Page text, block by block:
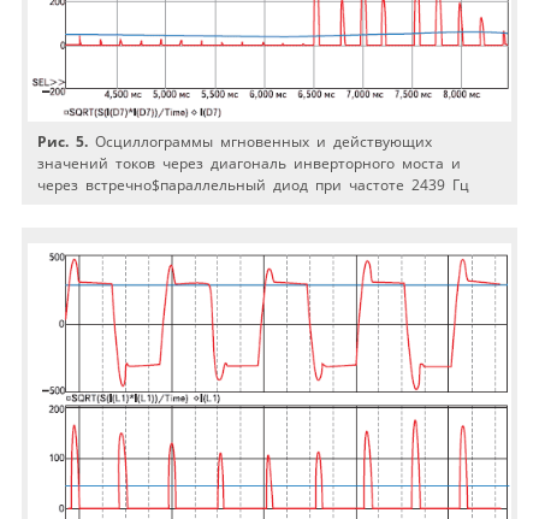
Рис. 5. Осциллограммы мгновенных и действующих
значений токов через диагональ инверторного моста и
через встречно$параллельный диод при частоте 2439 Гц